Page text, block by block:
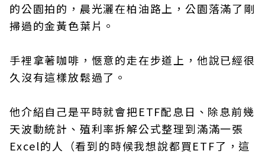
的公園拍的，晨光灑在柏油路上，公園落滿了剛
掃過的金黃色葉片。
手裡拿著咖啡，愜意的走在步道上，他說已經很
久沒有這樣放鬆過了。
他介紹自己是平時就會把ETF配息日、除息前幾
天波動統計、殖利率拆解公式整理到滿滿一張
Excel的人（看到的時候我想說都買ETF了，這